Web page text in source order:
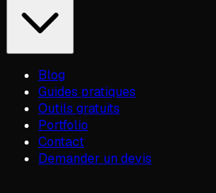
Blog
Guides pratiques
Outils gratuits
Portfolio
Contact
Demander un devis